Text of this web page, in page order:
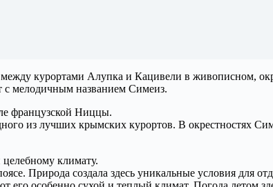
курортами Алупка и Кацивели в живописном,
мелодичным названием Симеиз.
французской Ниццы.
из лучших крымских курортов. В окрестностях
климату.
Природа создала здесь уникальные условия для